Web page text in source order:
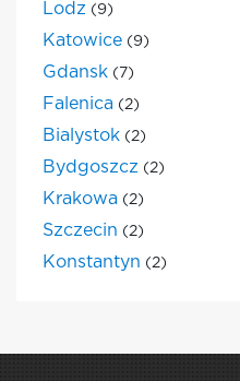
Lodz (9)
Katowice (9)
Gdansk (7)
Falenica (2)
Bialystok (2)
Bydgoszcz (2)
Krakowa (2)
Szczecin (2)
Konstantyn (2)